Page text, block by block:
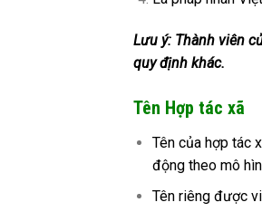
Lưu ý: Thành viên
quy định khác.
Tên Hợp tác xã
Tên của hợp tác
động theo mô
Tên riêng được